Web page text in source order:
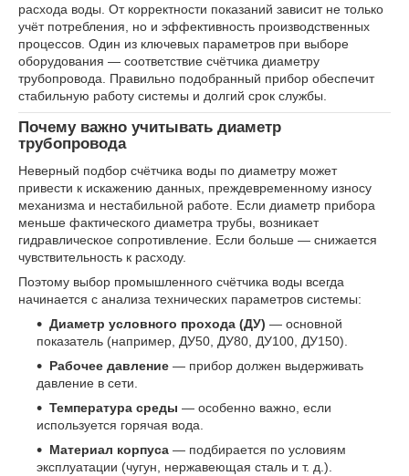
расхода воды. От корректности показаний зависит не только
учёт потребления, но и эффективность производственных
процессов. Один из ключевых параметров при выборе
оборудования — соответствие счётчика диаметру
трубопровода. Правильно подобранный прибор обеспечит
стабильную работу системы и долгий срок службы.
Почему важно учитывать диаметр
трубопровода
Неверный подбор счётчика воды по диаметру может
привести к искажению данных, преждевременному износу
механизма и нестабильной работе. Если диаметр прибора
меньше фактического диаметра трубы, возникает
гидравлическое сопротивление. Если больше — снижается
чувствительность к расходу.
Поэтому выбор промышленного счётчика воды всегда
начинается с анализа технических параметров системы:
Диаметр условного прохода (ДУ) — основной
показатель (например, ДУ50, ДУ80, ДУ100, ДУ150).
Рабочее давление — прибор должен выдерживать
давление в сети.
Температура среды — особенно важно, если
используется горячая вода.
Материал корпуса — подбирается по условиям
эксплуатации (чугун, нержавеющая сталь и т. д.).